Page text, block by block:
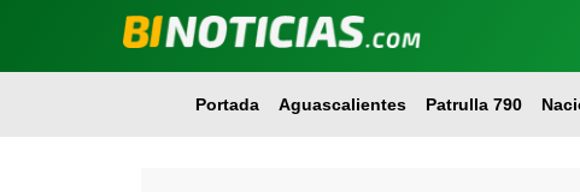
Portada Aguascalientes Patrulla 790